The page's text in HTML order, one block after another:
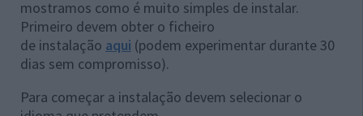
mostramos como é muito simples de instalar.
Primeiro devem obter o ficheiro
de instalação aqui (podem experimentar durante 30
dias sem compromisso).
Para começar a instalação devem selecionar o